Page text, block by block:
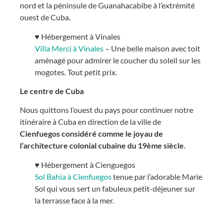
nord et la péninsule de Guanahacabibe à l’extrémité
ouest de Cuba.
♥ Hébergement à Vinales
Villa Merci à Vinales – Une belle maison avec toit
aménagé pour admirer le coucher du soleil sur les
mogotes. Tout petit prix.
Le centre de Cuba
Nous quittons l’ouest du pays pour continuer notre
itinéraire à Cuba en direction de la ville de
Cienfuegos considéré comme le joyau de
l’architecture colonial cubaine du 19ème siècle.
♥ Hébergement à Cienguegos
Sol Bahia à Cienfuegostenue par l’adorable Marie
Sol qui vous sert un fabuleux petit-déjeuner sur
la terrasse face à la mer.